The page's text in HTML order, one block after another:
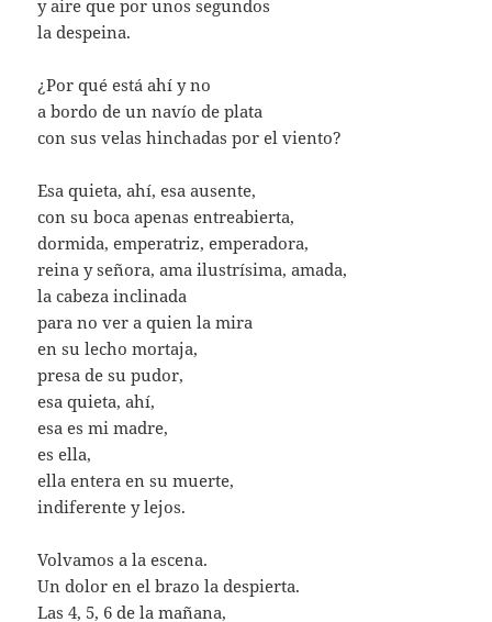
y aire que por unos segundos
la despeina.
¿Por qué está ahí y no
a bordo de un navío de plata
con sus velas hinchadas por el viento?
Esa quieta, ahí, esa ausente,
con su boca apenas entreabierta,
dormida, emperatriz, emperadora,
reina y señora, ama ilustrísima, amada,
la cabeza inclinada
para no ver a quien la mira
en su lecho mortaja,
presa de su pudor,
esa quieta, ahí,
esa es mi madre,
es ella,
ella entera en su muerte,
indiferente y lejos.
Volvamos a la escena.
Un dolor en el brazo la despierta.
Las 4, 5, 6 de la mañana,